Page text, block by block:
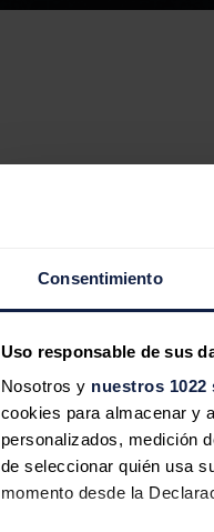
Consentimiento
Uso responsable de sus
Nosotros y nuestros 1022
cookies para almacenar y
personalizados, medición
de seleccionar quién usa
momento desde la